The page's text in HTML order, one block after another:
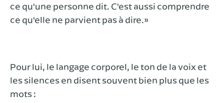
ce qu'une personne dit. C'est aussi comprendre
ce qu'elle ne parvient pas à dire.»
Pour lui, le langage corporel, le ton de la voix et
les silences en disent souvent bien plus que les
mots :